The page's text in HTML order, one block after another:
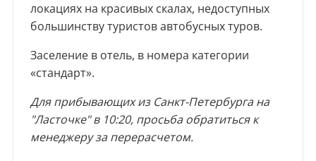
локациях на красивых скалах, недоступных
большинству туристов автобусных туров.
Заселение в отель, в номера категории
«стандарт».
Для прибывающих из Санкт-Петербурга на
"Ласточке" в 10:20, просьба обратиться к
менеджеру за перерасчетом.